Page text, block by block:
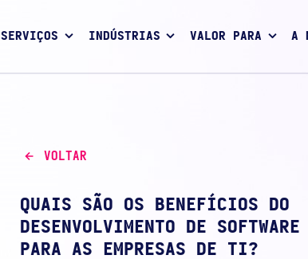
SERVIÇOS INDÚSTRIAS VALOR PARA A
VOLTAR
QUAIS SÃO OS BENEFÍCIOS DO
DESENVOLVIMENTO DE SOFTWARE
PARA AS EMPRESAS DE TI?